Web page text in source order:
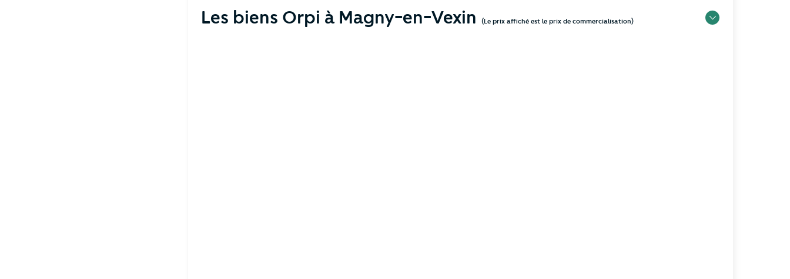
Les biens Orpi à Magny-en-Vexin (Le prix affiché est le prix de commercialisation)